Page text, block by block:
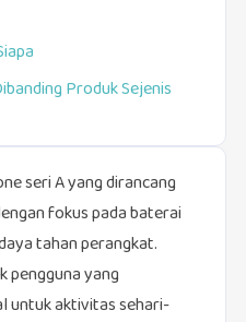
seri A yang dirancang
fokus pada baterai
tahan perangkat.
pengguna yang
untuk aktivitas sehari-
Produk Sejenis